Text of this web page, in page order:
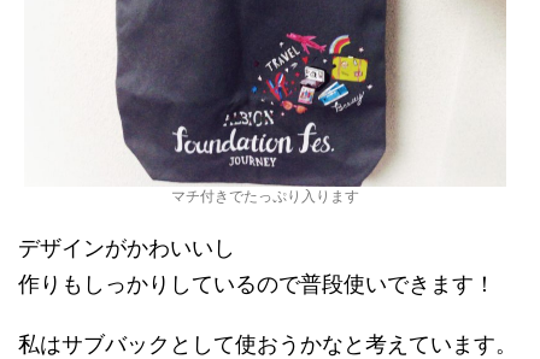
マチ付きでたっぷり入ります
デザインがかわいいし
作りもしっかりしているので普段使いできます！
私はサブバックとして使おうかなと考えています。